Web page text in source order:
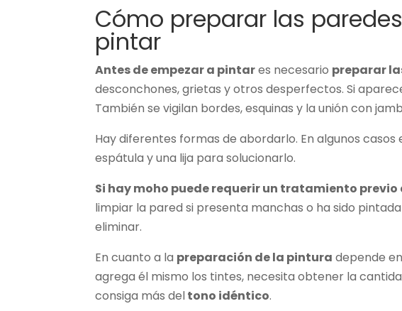
Cómo preparar las
pintar
Antes de empezar a pintares necesario preparar
desconchones, grietas y otros desperfectos. Si
También se vigilan bordes, esquinas y la unión con
Hay diferentes formas de abordarlo. En algunos
espátula y una lija para solucionarlo.
Si hay moho puede requerir un tratamiento
limpiar la pared si presenta manchas o ha sido
eliminar.
En cuanto a la preparación de la pintura depende
agrega él mismo los tintes, necesita obtener la
consiga más deltono idéntico.